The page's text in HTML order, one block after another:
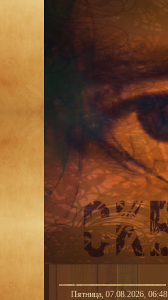
Пятница, 07.08.2026, 06:48